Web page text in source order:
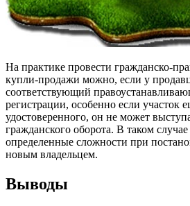
На практике провести гражданско-
купли-продажи можно, если у
соответствующий
регистрации, особенно если участок
удостоверенного, он не может
гражданского оборота. В таком
определенные сложности при
новым владельцем.
Выводы